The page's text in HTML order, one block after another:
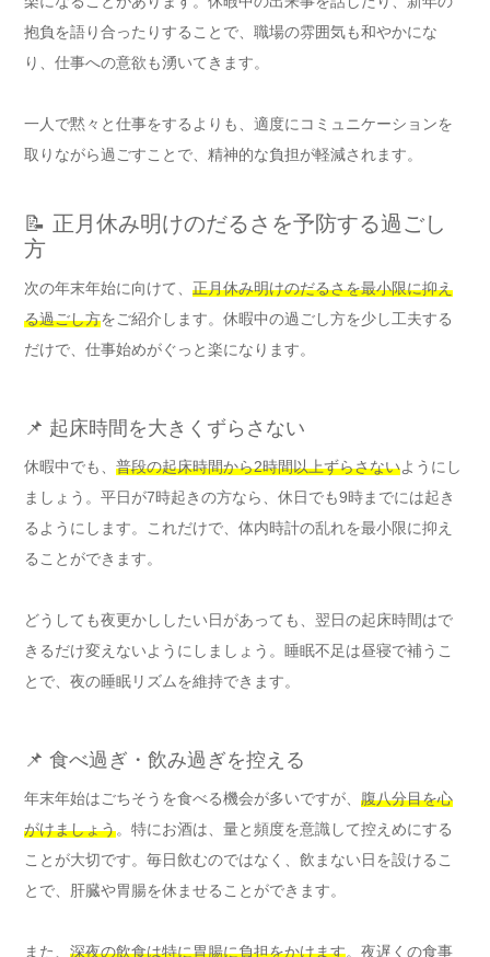
抱負を語り合ったりすることで、職場の雰囲気も和やかにな
り、仕事への意欲も湧いてきます。
一人で黙々と仕事をするよりも、適度にコミュニケーションを
取りながら過ごすことで、精神的な負担が軽減されます。
📝 正月休み明けのだるさを予防する過ごし
方
次の年末年始に向けて、 正月休み明けのだるさを最小限に抑え
る過ごし方をご紹介します。休暇中の過ごし方を少し工夫する
だけで、仕事始めがぐっと楽になります。
📌 起床時間を大きくずらさない
休暇中でも、 普段の起床時間から2時間以上ずらさないようにし
ましょう。平日が7時起きの方なら、休日でも9時までには起き
るようにします。これだけで、体内時計の乱れを最小限に抑え
ることができます。
どうしても夜更かししたい日があっても、翌日の起床時間はで
きるだけ変えないようにしましょう。睡眠不足は昼寝で補うこ
とで、夜の睡眠リズムを維持できます。
📌 食べ過ぎ・飲み過ぎを控える
年末年始はごちそうを食べる機会が多いですが、 腹八分目を心
がけましょう。特にお酒は、量と頻度を意識して控えめにする
ことが大切です。毎日飲むのではなく、飲まない日を設けるこ
とで、肝臓や胃腸を休ませることができます。
また、 深夜の飲食は特に胃腸に負担をかけます。夜遅くの食事